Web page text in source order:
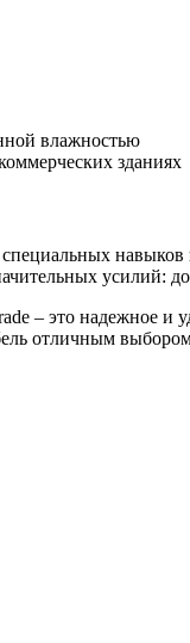
влажностью
зданиях
специальных
усилий:
– это надежное и
отличным